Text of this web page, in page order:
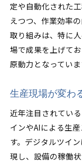
定や自動化された
えつつ、作業効率
取り組みは、特に
場で成果を上げて
原動力となっていま
生産現場が変わ
近年注目されてい
インやAIによる生
す。デジタルツイ
現し、設備の稼働